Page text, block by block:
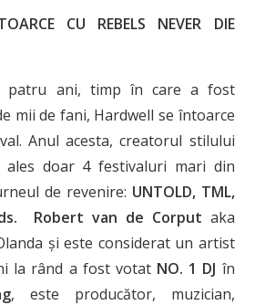
CU REBELS NEVER DIE
patru ani, timp în care a fost
mii de fani, Hardwell se întoarce
Anul acesta, creatorul stilului
doar 4 festivaluri mari din
de revenire: UNTOLD, TML,
Robert van de Corput aka
și este considerat un artist
la rând a fost votat NO. 1 DJ în
, este producător, muzician,